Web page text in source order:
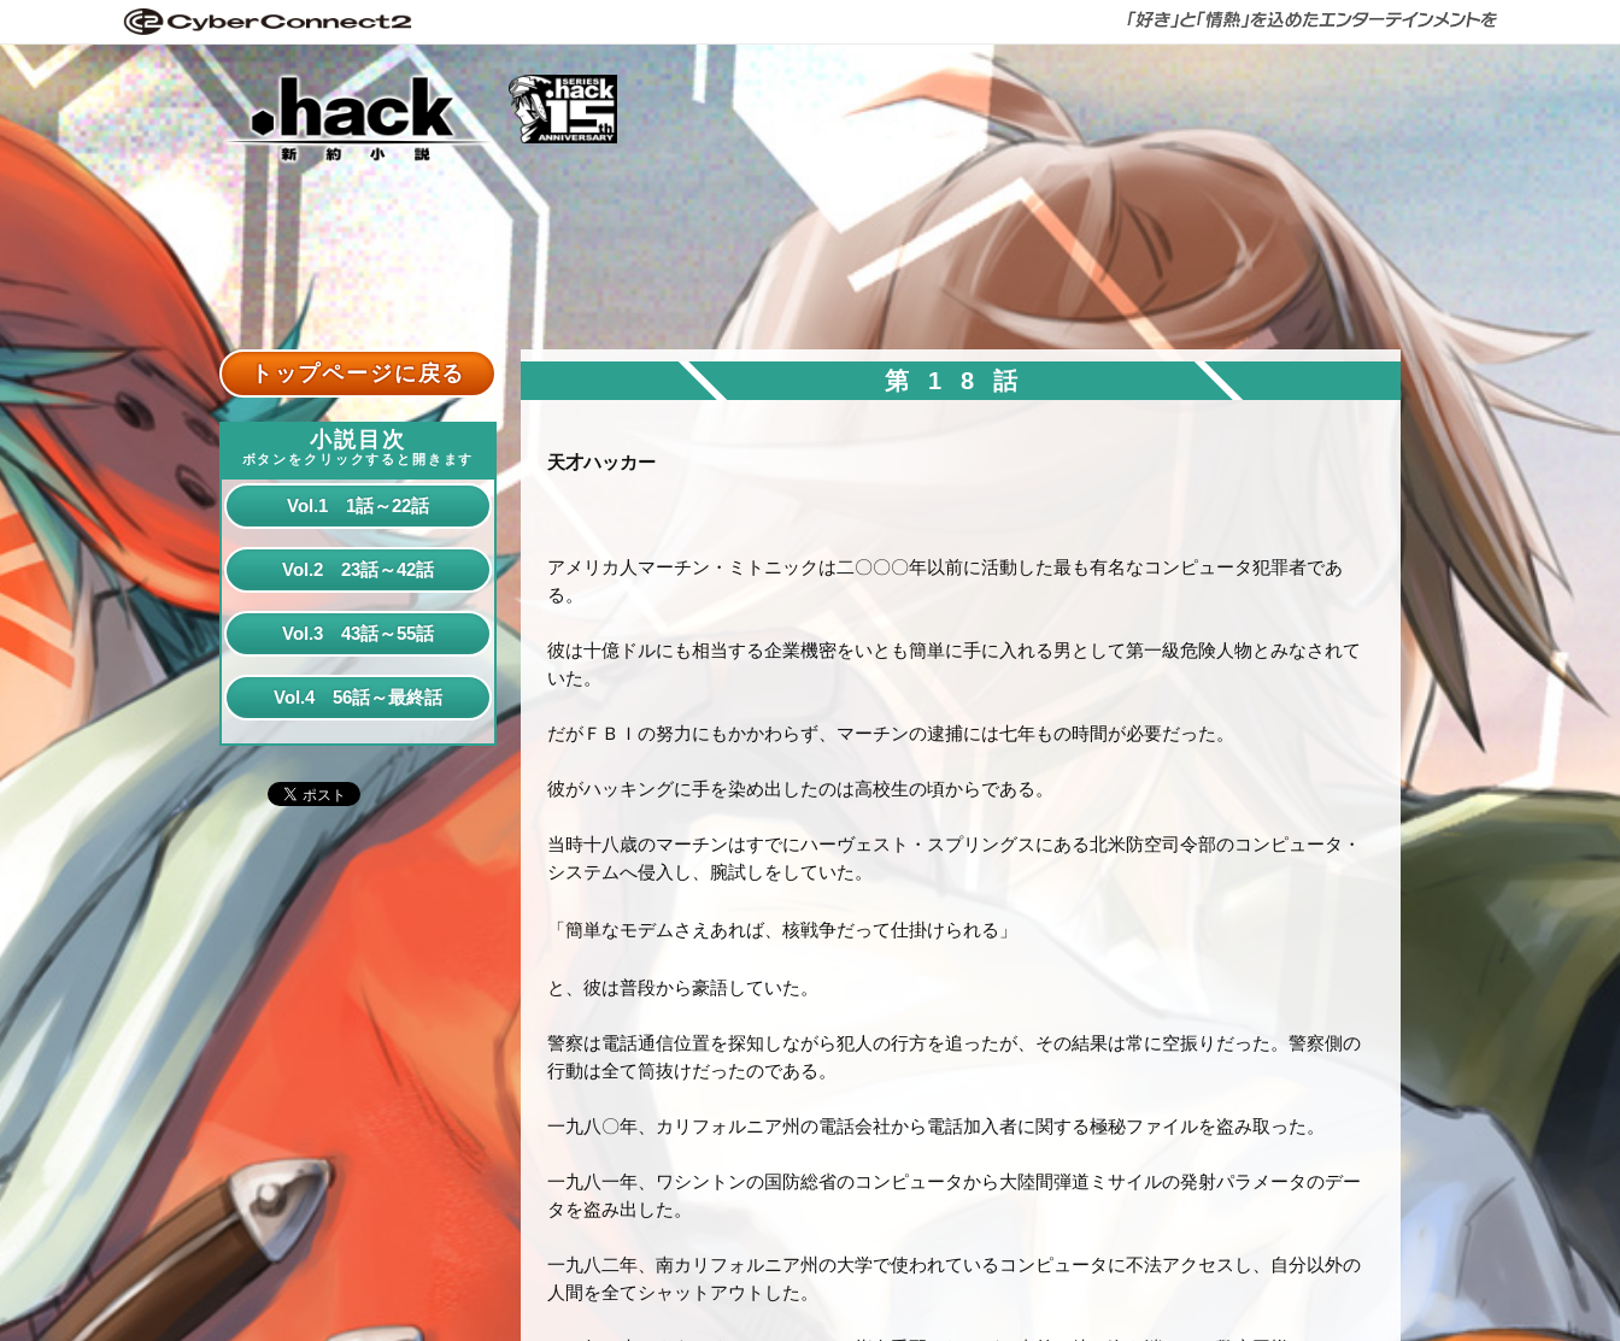
トップページに戻る
小説目次
ボタンをクリックすると開きます
Vol.1 1話～22話
第1話
第3話
第4話
第6話
第7話
第8話
第9話
第11話
第12話
第15話
第16話
Vol.2 23話～42話
第23話
第24話
第25話
第27話
第28話
第29話
第32話
第35話
第36話
第39話
Vol.3 43話～55話
第43話
第45話
第46話
第47話
第48話
第50話
第51話
第54話
第55話
Vol.4 56話～最終話
第56話
第57話
第58話
第59話
第62話
第65話
第66話
第67話
第69話NEW
第18話
天才ハッカー
アメリカ人マーチン・ミトニックは二〇〇〇年以前に活動した最も有名なコンピュータ犯罪者であ
る。
彼は十億ドルにも相当する企業機密をいとも簡単に手に入れる男として第一級危険人物とみなされて
いた。
だがＦＢＩの努力にもかかわらず、マーチンの逮捕には七年もの時間が必要だった。
彼がハッキングに手を染め出したのは高校生の頃からである。
当時十八歳のマーチンはすでにハーヴェスト・スプリングスにある北米防空司令部のコンピュータ・
システムへ侵入し、腕試しをしていた。
「簡単なモデムさえあれば、核戦争だって仕掛けられる」
と、彼は普段から豪語していた。
警察は電話通信位置を探知しながら犯人の行方を追ったが、その結果は常に空振りだった。警察側の
行動は全て筒抜けだったのである。
一九八〇年、カリフォルニア州の電話会社から電話加入者に関する極秘ファイルを盗み取った。
一九八一年、ワシントンの国防総省のコンピュータから大陸間弾道ミサイルの発射パラメータのデー
タを盗み出した。
一九八二年、南カリフォルニア州の大学で使われているコンピュータに不法アクセスし、自分以外の
人間を全てシャットアウトした。